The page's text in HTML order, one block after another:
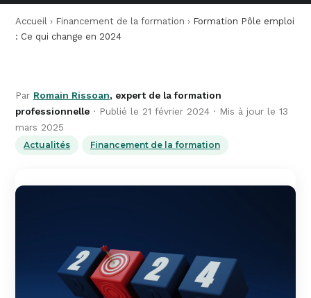
Accueil › Financement de la formation › Formation Pôle emploi
: Ce qui change en 2024
Par Romain Rissoan, expert de la formation
professionnelle · Publié le 21 février 2024 · Mis à jour le 13
mars 2025
Actualités Financement de la formation